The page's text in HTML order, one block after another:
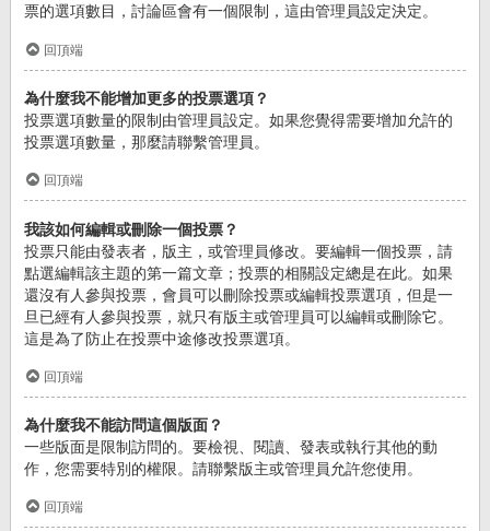
票的選項數目，討論區會有一個限制，這由管理員設定決定。
回頂端
為什麼我不能增加更多的投票選項？
投票選項數量的限制由管理員設定。如果您覺得需要增加允許的
投票選項數量，那麼請聯繫管理員。
回頂端
我該如何編輯或刪除一個投票？
投票只能由發表者，版主，或管理員修改。要編輯一個投票，請
點選編輯該主題的第一篇文章；投票的相關設定總是在此。如果
還沒有人參與投票，會員可以刪除投票或編輯投票選項，但是一
旦已經有人參與投票，就只有版主或管理員可以編輯或刪除它。
這是為了防止在投票中途修改投票選項。
回頂端
為什麼我不能訪問這個版面？
一些版面是限制訪問的。要檢視、閱讀、發表或執行其他的動
作，您需要特別的權限。請聯繫版主或管理員允許您使用。
回頂端